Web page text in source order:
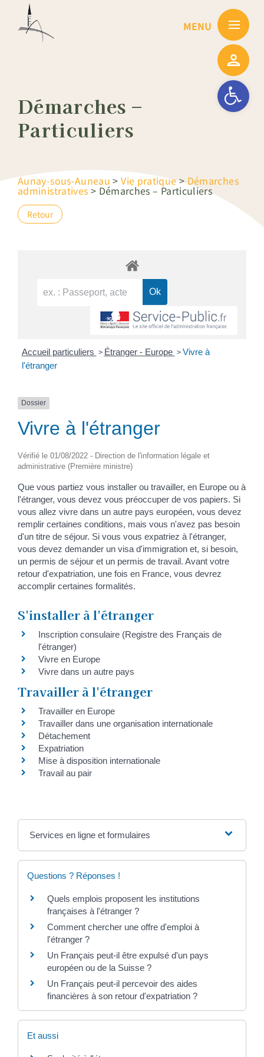
Ouvrir la
Démarches –
Particuliers
Aunay-sous-Auneau >Vie pratique>Démarches
administratives > Démarches – Particuliers
Retour
Accueil particuliers > Étranger - Europe > Vivre à
l'étranger
Dossier
Vivre à l'étranger
Vérifié le 01/08/2022 - Direction de l'information légale et
administrative (Première ministre)
Que vous partiez vous installer ou travailler, en Europe ou à
l'étranger, vous devez vous préoccuper de vos papiers. Si
vous allez vivre dans un autre pays européen, vous devez
remplir certaines conditions, mais vous n'avez pas besoin
d'un titre de séjour. Si vous vous expatriez à l'étranger,
vous devez demander un visa d'immigration et, si besoin,
un permis de séjour et un permis de travail. Avant votre
retour d'expatriation, une fois en France, vous devrez
accomplir certaines formalités.
S'installer à l'étranger
Inscription consulaire (Registre des Français de
l'étranger)
Vivre en Europe
Vivre dans un autre pays
Travailler à l'étranger
Travailler en Europe
Travailler dans une organisation internationale
Détachement
Expatriation
Mise à disposition internationale
Travail au pair
Services en ligne et formulaires
Questions ? Réponses !
Quels emplois proposent les institutions
françaises à l'étranger ?
Comment chercher une offre d'emploi à
l'étranger ?
Un Français peut-il être expulsé d'un pays
européen ou de la Suisse ?
Un Français peut-il percevoir des aides
financières à son retour d'expatriation ?
Et aussi